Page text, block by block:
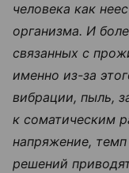
человека как
организма. И
связанных с
именно из-за
вибрации, пыль,
к соматическим
напряжение,
решений